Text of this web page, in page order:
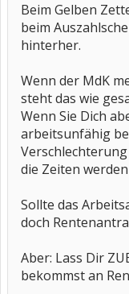
Beim Gelben
beim
hinterher.
Wenn der MdK
steht das wie
Wenn Sie Dich
arbeitsunfähig
die Zeiten
Sollte das
doch
Aber: Lass Dir
bekommst an